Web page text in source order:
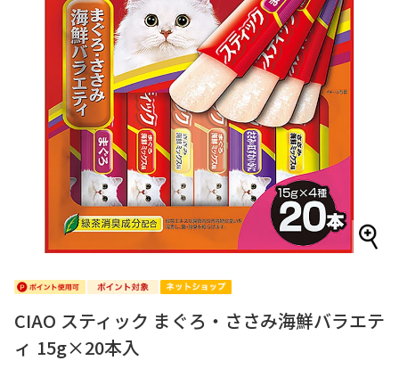
CIAO スティック まぐろ・ささみ海鮮バラエテ
ィ 15g×20本入